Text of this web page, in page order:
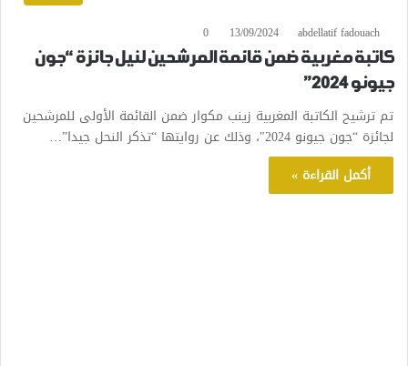
abdellatif fadouach
13/09/2024
0
كاتبة مغربية ضمن قائمة المرشحين لنيل جائزة “جون
جيونو 2024”
تم ترشيح الكاتبة المغربية زينب مكوار ضمن القائمة الأولى للمرشحين
لجائزة “جون جيونو 2024″، وذلك عن روايتها “تذكر النحل جيدا”…
أكمل القراءة »